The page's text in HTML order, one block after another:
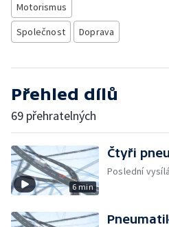
Motorismus
Společnost
Doprava
Přehled dílů
69 přehratelných
6 min
Čtyři
Poslední